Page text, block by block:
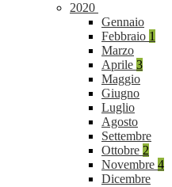
2020
Gennaio
Febbraio 1
Marzo
Aprile 3
Maggio
Giugno
Luglio
Agosto
Settembre
Ottobre 2
Novembre 4
Dicembre